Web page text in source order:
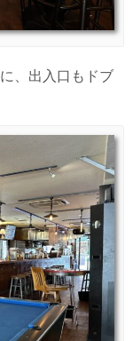
、出入口もドブ